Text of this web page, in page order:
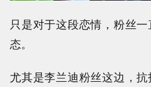
只是对于这段恋情，粉丝
态。
尤其是李兰迪粉丝这边，